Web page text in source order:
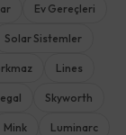
Ev Gereçleri
Solar Sistemler
Lines
Skyworth
Mink Luminarc